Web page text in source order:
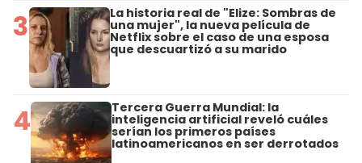
3 La historia real de "Elize: Sombras de
una mujer", la nueva película de
Netflix sobre el caso de una esposa
que descuartizó a su marido
4 Tercera Guerra Mundial: la
inteligencia artificial reveló cuáles
serían los primeros países
latinoamericanos en ser derrotados